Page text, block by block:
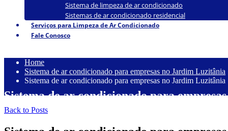
Sistema de limpeza de ar condicionado
Sistemas de ar condicionado residencial
Serviços para Limpeza de Ar Condicionado
Fale Conosco
Home
Sistema de ar condicionado para empresas no Jardim Luzitânia
Sistema de ar condicionado para empresas no Jardim Luzitânia
Sistema de ar condicionado para
Back to Posts